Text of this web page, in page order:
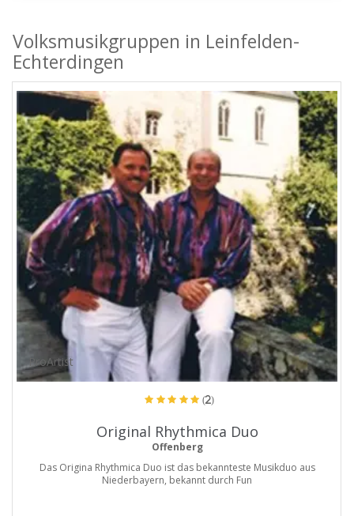
Volksmusikgruppen in Leinfelden-
Echterdingen
ProArtist
(2)
Original Rhythmica Duo
Offenberg
Das Origina Rhythmica Duo ist das bekannteste Musikduo aus
Niederbayern, bekannt durch Fun